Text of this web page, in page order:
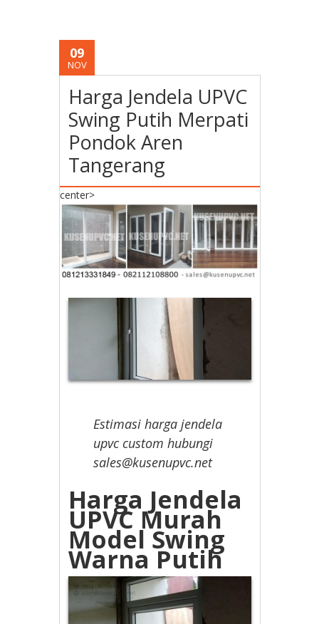
09
NOV
Harga Jendela UPVC
Swing Putih Merpati
Pondok Aren
Tangerang
center>
Estimasi harga jendela
upvc custom hubungi
sales@kusenupvc.net
Harga Jendela
UPVC Murah
Model Swing
Warna Putih